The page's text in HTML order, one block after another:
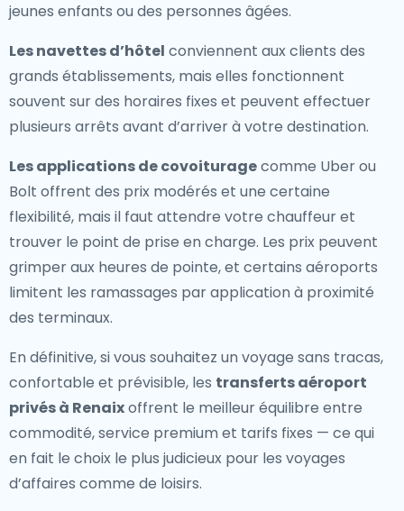
jeunes enfants ou des personnes âgées.
Les navettes d’hôtel conviennent aux clients des
grands établissements, mais elles fonctionnent
souvent sur des horaires fixes et peuvent effectuer
plusieurs arrêts avant d’arriver à votre destination.
Les applications de covoituragecomme Uber ou
Bolt offrent des prix modérés et une certaine
flexibilité, mais il faut attendre votre chauffeur et
trouver le point de prise en charge. Les prix peuvent
grimper aux heures de pointe, et certains aéroports
limitent les ramassages par application à proximité
des terminaux.
En définitive, si vous souhaitez un voyage sans tracas,
confortable et prévisible, les transferts aéroport
privés à Renaixoffrent le meilleur équilibre entre
commodité, service premium et tarifs fixes — ce qui
en fait le choix le plus judicieux pour les voyages
d’affaires comme de loisirs.